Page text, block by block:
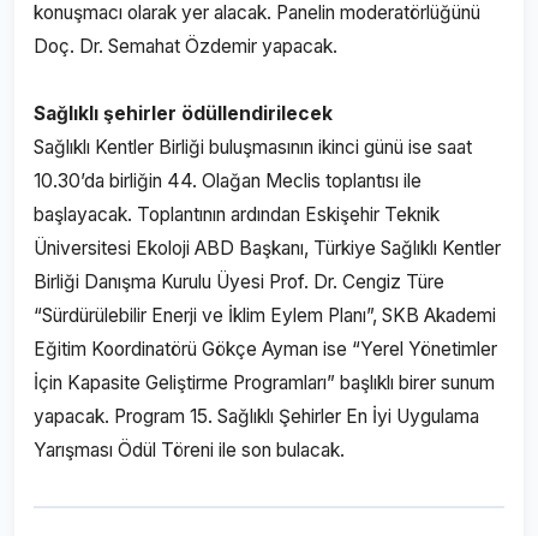
konuşmacı olarak yer alacak. Panelin moderatörlüğünü
Doç. Dr. Semahat Özdemir yapacak.
Sağlıklı şehirler ödüllendirilecek
Sağlıklı Kentler Birliği buluşmasının ikinci günü ise saat
10.30’da birliğin 44. Olağan Meclis toplantısı ile
başlayacak. Toplantının ardından Eskişehir Teknik
Üniversitesi Ekoloji ABD Başkanı, Türkiye Sağlıklı Kentler
Birliği Danışma Kurulu Üyesi Prof. Dr. Cengiz Türe
“Sürdürülebilir Enerji ve İklim Eylem Planı”, SKB Akademi
Eğitim Koordinatörü Gökçe Ayman ise “Yerel Yönetimler
İçin Kapasite Geliştirme Programları” başlıklı birer sunum
yapacak. Program 15. Sağlıklı Şehirler En İyi Uygulama
Yarışması Ödül Töreni ile son bulacak.